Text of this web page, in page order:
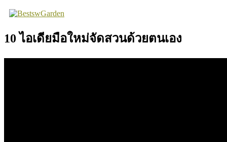
Skip
to
10 ไอเดียมือใหม่จัดสวนด้วยตนเอง